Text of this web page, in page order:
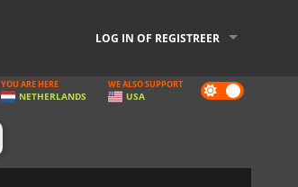
LOG IN OF REGISTREER
Dark
mode
YOU ARE HERE
NETHERLANDS
WE ALSO SUPPORT
USA